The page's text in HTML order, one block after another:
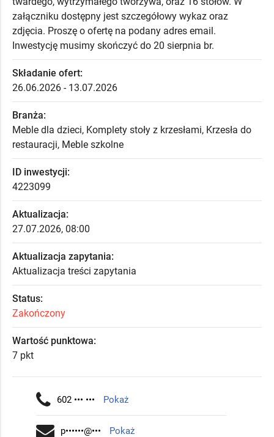
załączniku dostępny jest szczegółowy wykaz oraz
zdjęcia. Proszę o ofertę na podany adres email.
Inwestycję musimy skończyć do 20 sierpnia br.
Składanie ofert:
26.06.2026 - 13.07.2026
Branża:
Meble dla dzieci, Komplety stoły z krzesłami, Krzesła do
restauracji, Meble szkolne
ID inwestycji:
4223099
Aktualizacja:
27.07.2026, 08:00
Aktualizacja zapytania:
Aktualizacja treści zapytania
Status:
Zakończony
Wartość punktowa:
7 pkt
602 ••• ••• Pokaż
p••••••@••• Pokaż